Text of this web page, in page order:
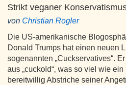
Strikt veganer
von Christian Rogler
Die US-amerikanische
Donald Trumps hat einen neuen
sogenannten „Cuckservatives“.
aus „cuckold“, was so viel wie
bereitwillig Abstriche seiner